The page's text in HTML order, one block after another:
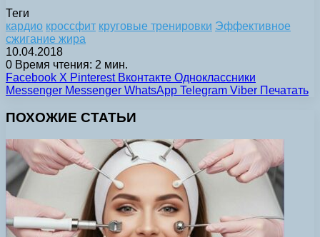
Теги
кардио кроссфит круговые тренировки Эффективное
сжигание жира
10.04.2018
0 Время чтения: 2 мин.
Facebook X Pinterest Вконтакте Одноклассники
Messenger Messenger WhatsApp Telegram Viber Печатать
ПОХОЖИЕ СТАТЬИ